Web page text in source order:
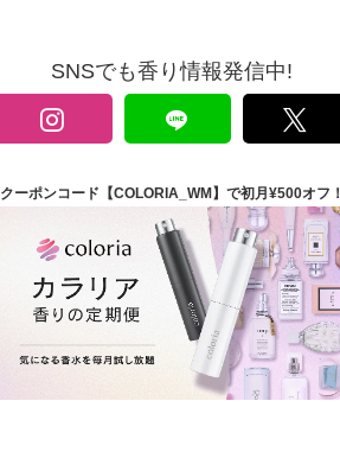
SNSでも香り情報発信中!
クーポンコード【COLORIA_WM】で初月¥500オフ！